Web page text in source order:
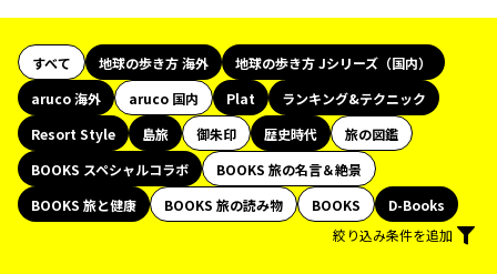
すべて 地球の歩き方 海外
地球の歩き方 Jシリーズ（国内）
aruco 海外
aruco 国内 Plat
ランキング&テクニック
Resort Style
島旅 御朱印 歴史時代
旅の図鑑
BOOKS スペシャルコラボ
BOOKS 旅の名言＆絶景
BOOKS 旅と健康
BOOKS 旅の読み物 BOOKS
D-Books
絞り込み条件を追加